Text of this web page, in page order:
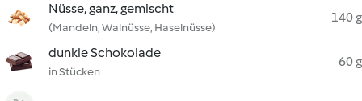
Nüsse, ganz, gemischt
(Mandeln, Walnüsse, Haselnüsse)
140 g
dunkle Schokolade
in Stücken
60 g